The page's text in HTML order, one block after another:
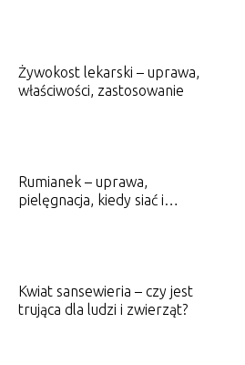
Żywokost lekarski – uprawa,
właściwości, zastosowanie
Rumianek – uprawa,
pielęgnacja, kiedy siać i
Kwiat sansewieria – czy jest
trująca dla ludzi i zwierząt?